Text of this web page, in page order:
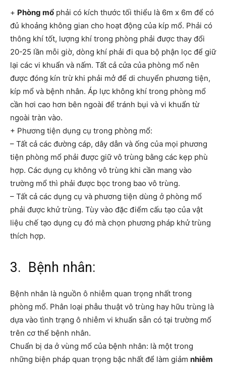
+ Phòng mổ phải có kích thước tối thiểu là 6m x 6m để có
đủ khoảng không gian cho hoạt động của kíp mổ. Phải có
thông khí tốt, lượng khí trong phòng phải được thay đổi
20-25 lần mỗi giờ, dòng khí phải đi qua bộ phận lọc để giữ
lại các vi khuẩn và nấm. Tất cả cửa của phòng mổ nên
được đóng kín trừ khi phải mở để di chuyển phương tiện,
kíp mổ và bệnh nhân. Áp lực không khí trong phòng mổ
cần hơi cao hơn bên ngoài để tránh bụi và vi khuẩn từ
ngoài tràn vào.
+ Phương tiện dụng cụ trong phòng mổ:
– Tất cả các đường cáp, dây dẫn và ống của mọi phương
tiện phòng mổ phải được giữ vô trùng bằng các kẹp phù
hợp. Các dụng cụ không vô trùng khi cần mang vào
trường mổ thì phải được bọc trong bao vô trùng.
– Tất cả các dụng cụ và phương tiện dùng ở phòng mổ
phải được khử trùng. Tùy vào đặc điểm cấu tạo của vật
liệu chế tạo dụng cụ đó mà chọn phương pháp khử trùng
thích hợp.
3. Bệnh nhân:
Bệnh nhân là nguồn ô nhiễm quan trọng nhất trong
phòng mổ. Phân loại phẫu thuật vô trùng hay hữu trùng là
dựa vào tình trạng ô nhiễm vi khuẩn sẵn có tại trường mổ
trên cơ thể bệnh nhân.
Chuẩn bị da ở vùng mổ của bệnh nhân: là một trong
những biện pháp quan trọng bậc nhất để làm giảm nhiễm